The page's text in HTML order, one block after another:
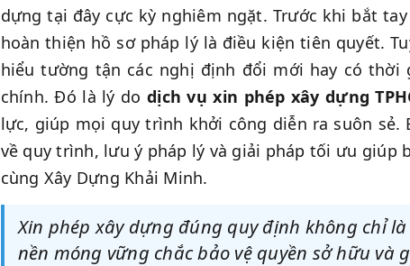
dựng tại đây cực kỳ nghiêm ngặt. Trước khi bắt
hoàn thiện hồ sơ pháp lý là điều kiện tiên quyết.
hiểu tường tận các nghị định đổi mới hay có thời
chính. Đó là lý dodịch vụ xin phép xây dựng
lực, giúp mọi quy trình khởi công diễn ra suôn sẻ.
về quy trình, lưu ý pháp lý và giải pháp tối ưu
cùng Xây Dựng Khải Minh.
Xin phép xây dựng đúng quy định không chỉ
nền móng vững chắc bảo vệ quyền sở hữu và